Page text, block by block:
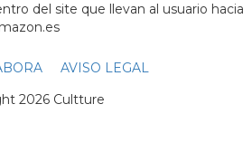
del site que llevan al usuario hacia
AVISO LEGAL
2026 Cultture